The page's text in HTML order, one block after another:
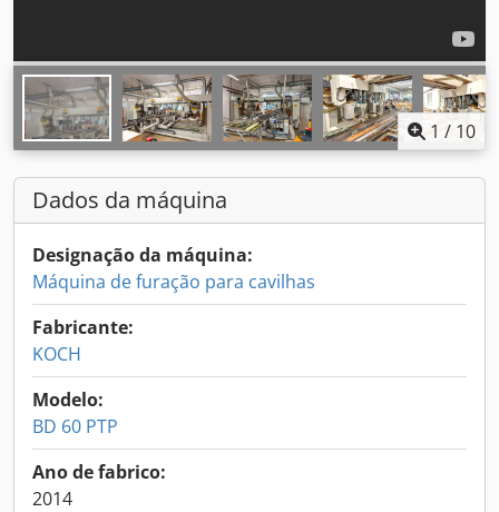
1 / 10
Dados da máquina
Designação da máquina:
Máquina de furação para cavilhas
Fabricante:
KOCH
Modelo:
BD 60 PTP
Ano de fabrico:
2014